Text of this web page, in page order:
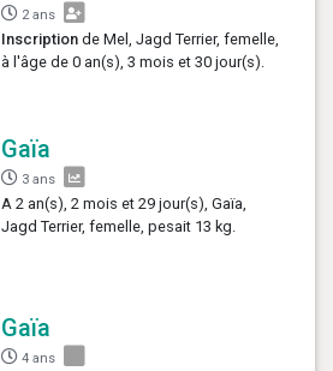
2 ans
Inscription de Mel, Jagd Terrier, femelle,
à l'âge de 0 an(s), 3 mois et 30 jour(s).
Gaïa
3 ans
A 2 an(s), 2 mois et 29 jour(s), Gaïa,
Jagd Terrier, femelle, pesait 13 kg.
Gaïa
4 ans